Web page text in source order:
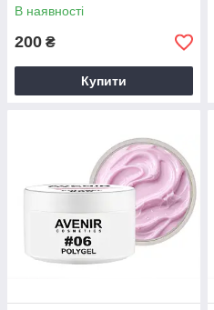
В наявності
200 ₴
Купити